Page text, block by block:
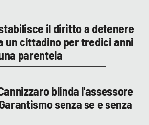
il diritto a detenere
un cittadino per tredici anni
parentela
blinda l'assessore
senza se e senza